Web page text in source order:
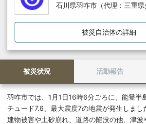
被災状況 活動報告
石川県羽咋市（代理：三重県
被災自治体の詳細
羽咋市では、1月1日16時6分ごろに、能登半
チュード7.6、最大震度7の地震が発生しまし
建物被害や土砂崩れ、道路の陥没の他、津波